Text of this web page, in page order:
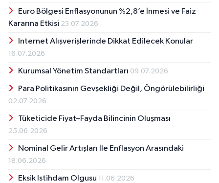
Euro Bölgesi Enflasyonunun %2,8’e İnmesi ve Faiz
Kararına Etkisi 23.07.2026
İnternet Alışverişlerinde Dikkat Edilecek Konular
16.07.2026
Kurumsal Yönetim Standartları 09.07.2026
Para Politikasının Gevşekliği Değil, Öngörülebilirliği
02.07.2026
Tüketicide Fiyat–Fayda Bilincinin Oluşması
25.06.2026
Nominal Gelir Artışları İle Enflasyon Arasındaki
18.06.2026
Eksik İstihdam Olgusu 11.06.2026